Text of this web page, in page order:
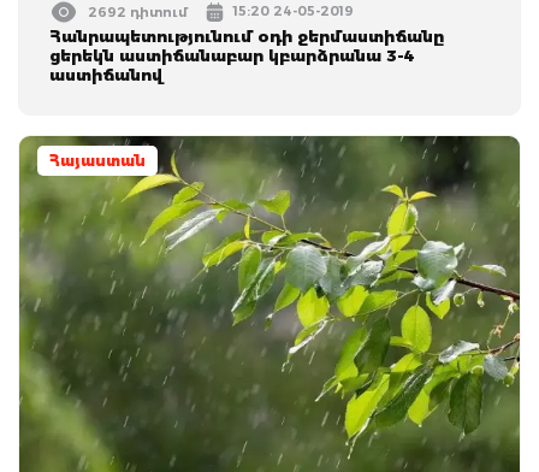
2692 դիտում 15:20 24-05-2019
Հանրապետությունում օդի ջերմաստիճանը
ցերեկն աստիճանաբար կբարձրանա 3-4
աստիճանով
Հայաստան